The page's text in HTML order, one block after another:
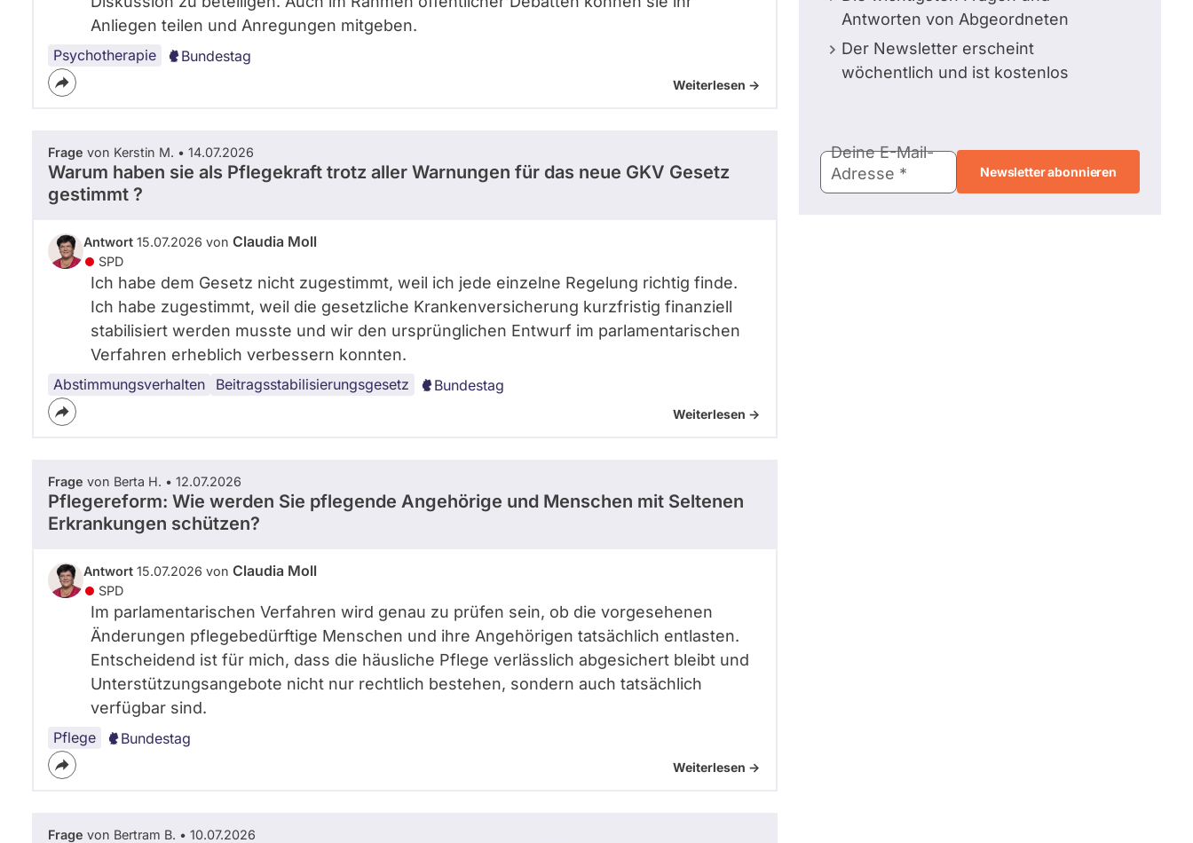
Anliegen teilen und Anregungen mitgeben.
Psychotherapie Bundestag
Weiterlesen ->
Frage von Kerstin M. • 14.07.2026
Warum haben sie als Pflegekraft trotz aller Warnungen für das neue GKV Gesetz
gestimmt ?
Antwort 15.07.2026 von Claudia Moll
SPD
Ich habe dem Gesetz nicht zugestimmt, weil ich jede einzelne Regelung richtig finde.
Ich habe zugestimmt, weil die gesetzliche Krankenversicherung kurzfristig finanziell
stabilisiert werden musste und wir den ursprünglichen Entwurf im parlamentarischen
Verfahren erheblich verbessern konnten.
Abstimmungsverhalten Beitragsstabilisierungsgesetz Bundestag
Weiterlesen ->
Frage von Berta H. • 12.07.2026
Pflegereform: Wie werden Sie pflegende Angehörige und Menschen mit Seltenen
Erkrankungen schützen?
Antwort 15.07.2026 von Claudia Moll
SPD
Im parlamentarischen Verfahren wird genau zu prüfen sein, ob die vorgesehenen
Änderungen pflegebedürftige Menschen und ihre Angehörigen tatsächlich entlasten.
Entscheidend ist für mich, dass die häusliche Pflege verlässlich abgesichert bleibt und
Unterstützungsangebote nicht nur rechtlich bestehen, sondern auch tatsächlich
verfügbar sind.
Pflege Bundestag
Weiterlesen ->
Frage von Bertram B. • 10.07.2026
Antworten von Abgeordneten
Der Newsletter erscheint
wöchentlich und ist kostenlos
Mail-
Adresse
Deine E-Mail-
Adresse